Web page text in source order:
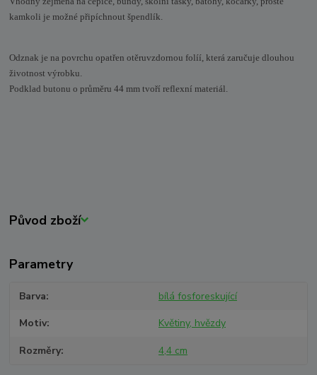
kamkoli je možné připíchnout špendlík.
Odznak je na povrchu opatřen otěruvzdornou folíí, která zaručuje dlouhou
životnost výrobku.
Podklad butonu o průměru 44 mm tvoří reflexní materiál.
Původ zboží
Parametry
Barva bílá fosforeskující
Motiv Květiny, hvězdy
Rozměry 4,4 cm